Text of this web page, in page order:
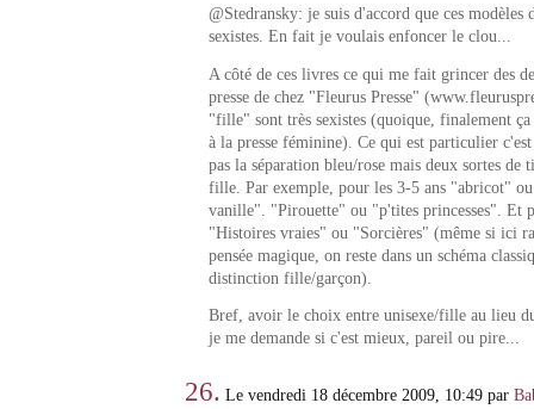
@Stedransky: je suis d'accord que ces modèles
sexistes. En fait je voulais enfoncer le clou...
A côté de ces livres ce qui me fait grincer des
presse de chez "Fleurus Presse"
"fille" sont très sexistes (quoique, finalement
à la presse féminine). Ce qui est particulier
pas la séparation bleu/rose mais deux sortes de
fille. Par exemple, pour les 3-5 ans "abricot"
vanille". "Pirouette" ou "p'tites princesses". Et
"Histoires vraies" ou "Sorcières" (même si ici
pensée magique, on reste dans un schéma
distinction fille/garçon).
Bref, avoir le choix entre unisexe/fille au lieu
je me demande si c'est mieux, pareil ou pire...
26. Le vendredi 18 décembre 2009, 10:49 par